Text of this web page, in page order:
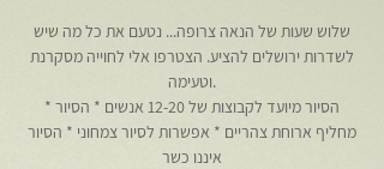
שלוש שעות של הנאה צרופה... נטעם את כל מה שיש
לשדרות ירושלים להציע. הצטרפו אלי לחוייה מסקרנת
וטעימה.
* הסיור מיועד לקבוצות של 12-20 אנשים * הסיור
מחליף ארוחת צהריים * אפשרות לסיור צמחוני * הסיור
איננו כשר